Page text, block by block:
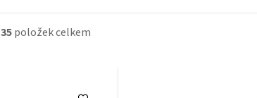
35položek celkem